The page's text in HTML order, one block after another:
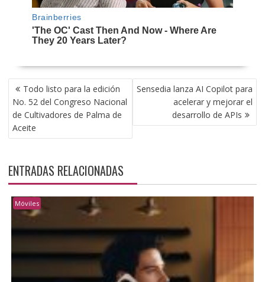
NAVEGACIÓN
DE
ENTRADAS
Todo listo para la edición
No. 52 del Congreso Nacional
de Cultivadores de Palma de
Aceite
Sensedia lanza AI Copilot para
acelerar y mejorar el
desarrollo de APIs
ENTRADAS RELACIONADAS
Móviles